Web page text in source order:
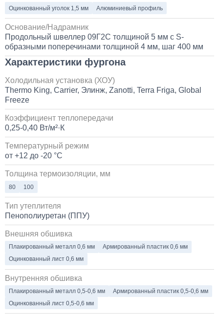
Оцинкованный уголок 1,5 мм Алюминиевый профиль
Основание/Надрамник
Продольный швеллер 09Г2С толщиной 5 мм с S-
образными поперечинами толщиной 4 мм, шаг 400 мм
Характеристики фургона
Холодильная установка (ХОУ)
Thermo King, Carrier, Элинж, Zanotti, Terra Friga, Global
Freeze
Коэффициент теплопередачи
0,25-0,40 Вт/м²·К
Температурный режим
от +12 до -20 °C
Толщина термоизоляции, мм
80 100
Тип утеплителя
Пенополиуретан (ППУ)
Внешняя обшивка
Плакированный металл 0,6 мм
Армированный пластик 0,6 мм
Оцинкованный лист 0,6 мм
Внутренняя обшивка
Плакированный металл 0,5-0,6 мм
Армированный пластик 0,5-0,6 мм
Оцинкованный лист 0,5-0,6 мм